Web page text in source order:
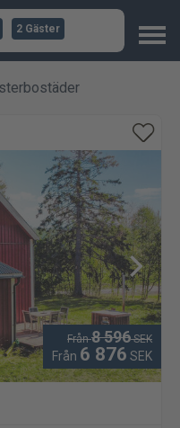
2 Gäster
Från8 596 SEK
Från 6 876 SEK